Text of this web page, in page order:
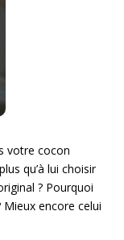
votre cocon
qu’à lui choisir
? Pourquoi
Mieux encore celui